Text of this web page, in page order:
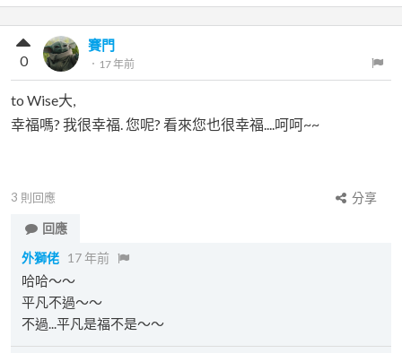
賽門
． 17 年前
0
to Wise大,
幸福嗎? 我很幸福. 您呢? 看來您也很幸福....呵呵~~
3 則回應
分享
回應
外獅佬 17 年前
哈哈～～
平凡不過～～
不過...平凡是福不是～～